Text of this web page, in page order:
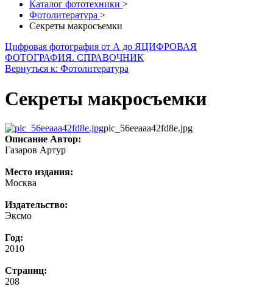
Каталог фототехники >
Фотолитература >
Секреты макросъемки
Цифровая фотография от А до ЯЦИФРОВАЯ
ФОТОГРАФИЯ. СПРАВОЧНИК
Вернуться к: Фотолитература
Секреты макросъемки
pic_56eeaaa42fd8e.jpg
Описание Автор:
Газаров Артур
Место издания:
Москва
Издательство:
Эксмо
Год:
2010
Страниц:
208